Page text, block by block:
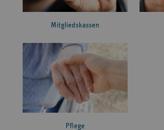
Mitgliedskassen
Pflege